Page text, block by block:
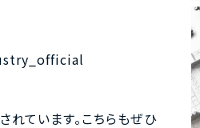
ています。こちらもぜひ